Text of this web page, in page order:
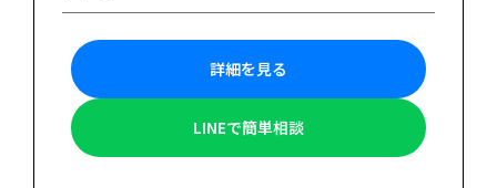
詳細を見る
LINEで簡単相談